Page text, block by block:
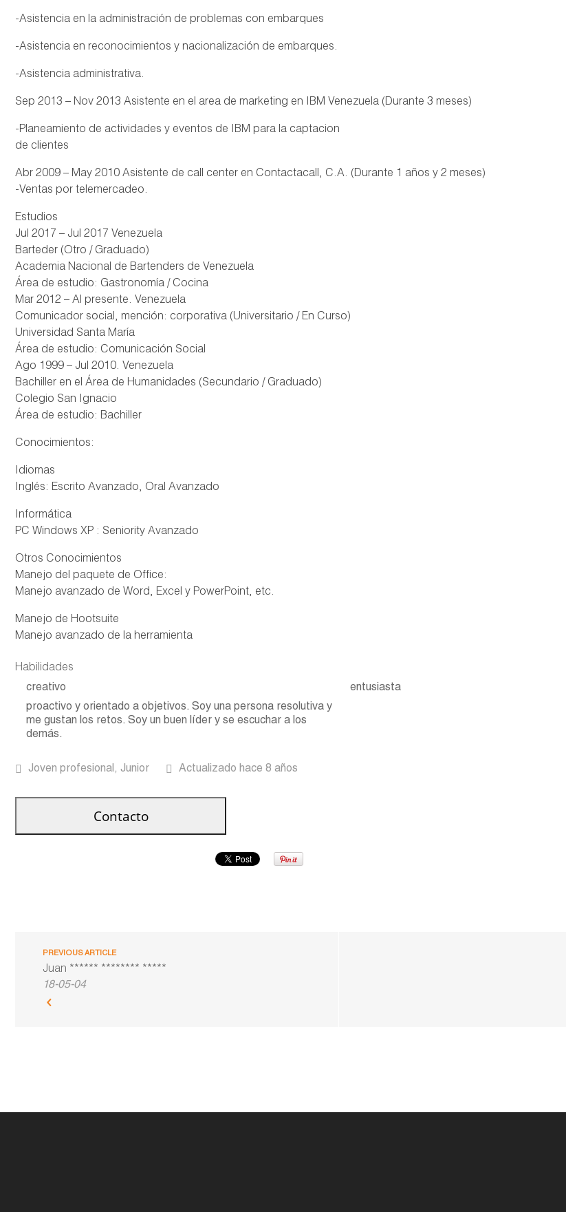
-Asistencia en la administración de problemas con embarques
-Asistencia en reconocimientos y nacionalización de embarques.
-Asistencia administrativa.
Sep 2013 – Nov 2013 Asistente en el area de marketing en IBM Venezuela (Durante 3 meses)
-Planeamiento de actividades y eventos de IBM para la captacion
de clientes
Abr 2009 – May 2010 Asistente de call center en Contactacall, C.A. (Durante 1 años y 2 meses)
-Ventas por telemercadeo.
Estudios
Jul 2017 – Jul 2017 Venezuela
Barteder (Otro / Graduado)
Academia Nacional de Bartenders de Venezuela
Área de estudio: Gastronomía / Cocina
Mar 2012 – Al presente. Venezuela
Comunicador social, mención: corporativa (Universitario / En Curso)
Universidad Santa María
Área de estudio: Comunicación Social
Ago 1999 – Jul 2010. Venezuela
Bachiller en el Área de Humanidades (Secundario / Graduado)
Colegio San Ignacio
Área de estudio: Bachiller
Conocimientos:
Idiomas
Inglés: Escrito Avanzado, Oral Avanzado
Informática
PC Windows XP : Seniority Avanzado
Otros Conocimientos
Manejo del paquete de Office:
Manejo avanzado de Word, Excel y PowerPoint, etc.
Manejo de Hootsuite
Manejo avanzado de la herramienta
Habilidades
creativo
entusiasta
proactivo y orientado a objetivos. Soy una persona resolutiva y
me gustan los retos. Soy un buen líder y se escuchar a los
demás.
Joven profesional, Junior Actualizado hace 8 años
PREVIOUS ARTICLE
Juan ****** ******** *****
18-05-04